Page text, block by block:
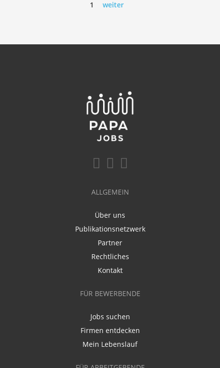
1 weiter
ALLGEMEIN
Über uns
Publikationsnetzwerk
Partner
Rechtliches
Kontakt
FÜR BEWERBENDE
Jobs suchen
Firmen entdecken
Mein Lebenslauf